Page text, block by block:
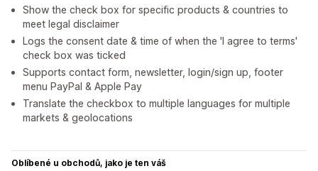
Show the check box for specific products & countries to
meet legal disclaimer
Logs the consent date & time of when the 'I agree to terms'
check box was ticked
Supports contact form, newsletter, login/sign up, footer
menu PayPal & Apple Pay
Translate the checkbox to multiple languages for multiple
markets & geolocations
Oblíbené u obchodů, jako je ten váš